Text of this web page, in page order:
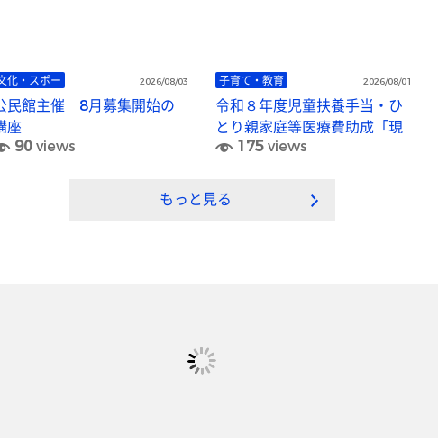
化・スポー 2026/08/03
民館主催 8月募集開始の
座
90 views
子育て・教育 2026/08/01
令和８年度児童扶養手当・ひ
とり親家庭等医療費助成「現
況届」の提出について
175views
もっと見る